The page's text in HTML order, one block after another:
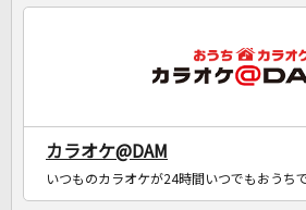
カラオケ@DAM
いつものカラオケが24時間いつでもおうち